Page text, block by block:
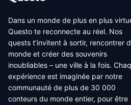
have a list of things they want
to d...
Dans un monde de plus en plus
Questo te reconnecte au réel. Nos
quests t’invitent à sortir, rencontrer
monde et créer des souvenirs
inoubliables – une ville à la fois.
expérience est imaginée par notre
communauté de plus de 30 000
conteurs du monde entier, pour être